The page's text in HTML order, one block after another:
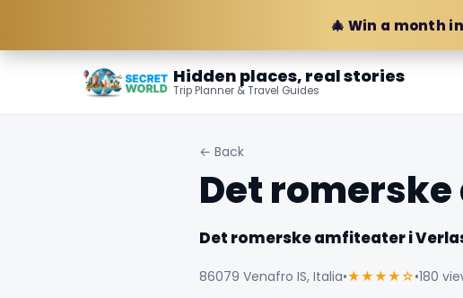
🎄 Win a month
Hidden places, real stories
Trip Planner & Travel Guides
← Back
Det
Det romerske amfiteater i
86079 Venafro IS, Italia•★★★★☆•180